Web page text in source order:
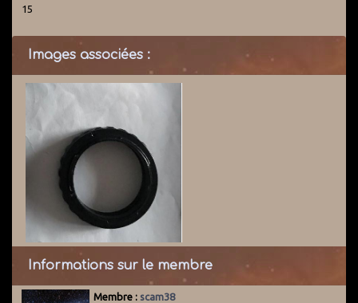
15
Images associées :
Informations sur le membre
Membre : scam38